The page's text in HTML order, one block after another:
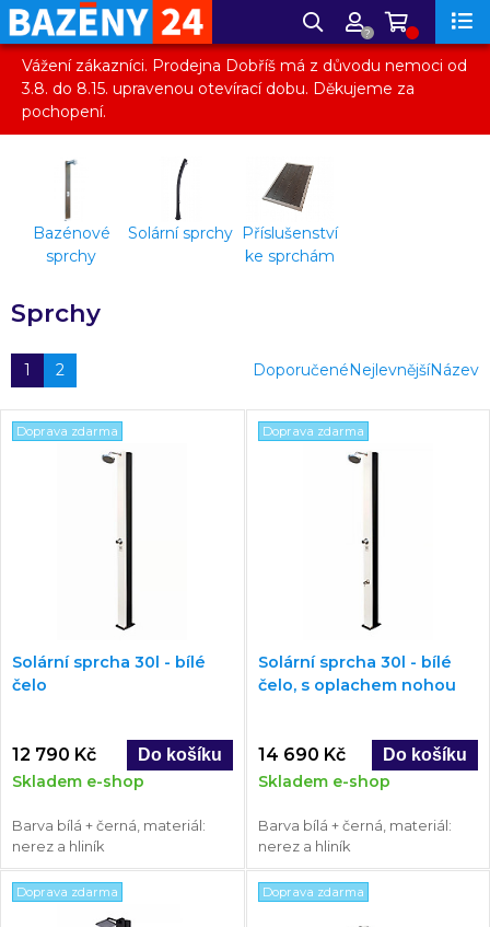
?
Vážení zákazníci. Prodejna Dobříš má z důvodu nemoci od
3.8. do 8.15. upravenou otevírací dobu. Děkujeme za
pochopení.
Bazénové
sprchy
Solární sprchy Příslušenství
ke sprchám
Sprchy
1 2 DoporučenéNejlevnějšíNázev
Doprava zdarma
Solární sprcha 30l - bílé
čelo
12 790 Kč
Skladem e-shop
Barva bílá + černá, materiál:
nerez a hliník
Doprava zdarma
Solární sprcha 30l - bílé
čelo, s oplachem nohou
14 690 Kč
Skladem e-shop
Barva bílá + černá, materiál:
nerez a hliník
Doprava zdarma Doprava zdarma